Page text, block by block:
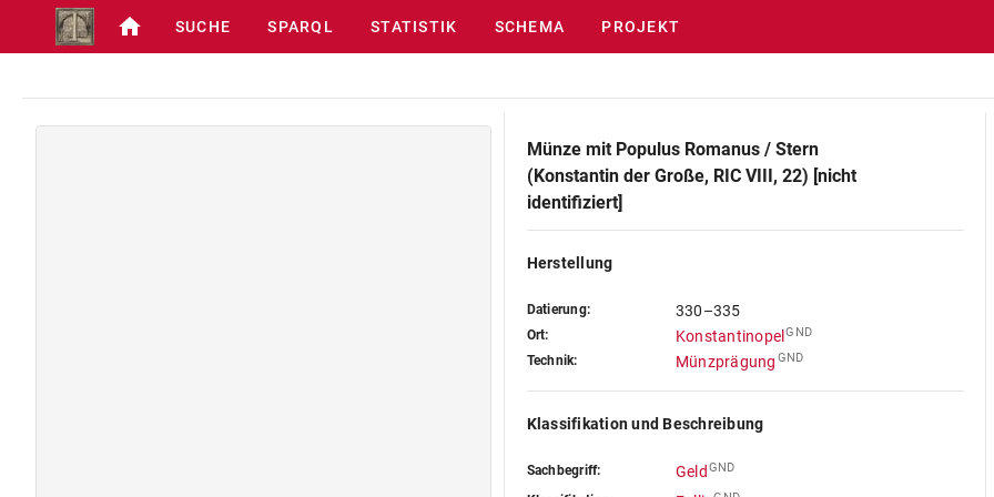
SUCHE SPARQL STATISTIK SCHEMA PROJEKT
Münze mit Populus Romanus / Stern
(Konstantin der Große, RIC VIII, 22) [nicht
identifiziert]
Herstellung
Datierung: 330–335
Ort: Konstantinopel GND
Technik: Münzprägung GND
Klassifikation und Beschreibung
Sachbegriff: Geld GND